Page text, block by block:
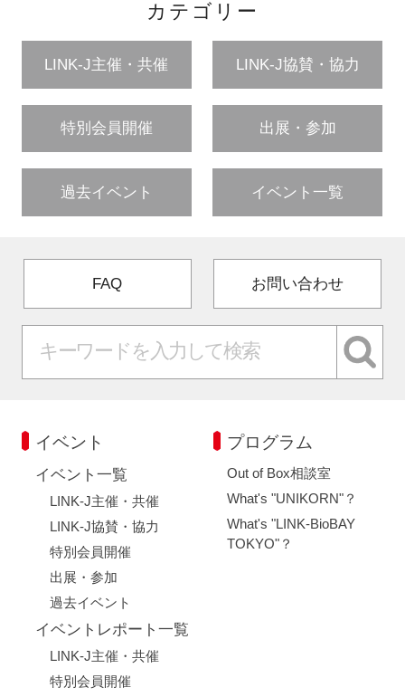
カテゴリー
LINK-J主催・共催 LINK-J協賛・協力
特別会員開催 出展・参加
過去イベント イベント一覧
FAQ お問い合わせ
イベント
イベント一覧
LINK-J主催・共催
LINK-J協賛・協力
特別会員開催
出展・参加
過去イベント
イベントレポート一覧
LINK-J主催・共催
特別会員開催
プログラム
Out of Box相談室
What's "UNIKORN"？
What's "LINK-BioBAY
TOKYO"？